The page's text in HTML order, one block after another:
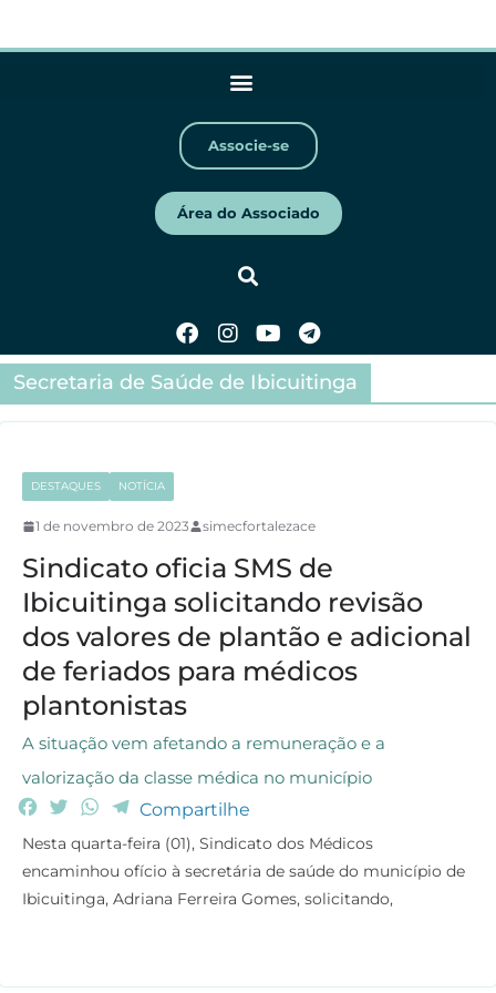
Associe-se
Área do Associado
Secretaria de Saúde de Ibicuitinga
DESTAQUES NOTÍCIA
1 de novembro de 2023 simecfortalezace
Sindicato oficia SMS de
Ibicuitinga solicitando revisão
dos valores de plantão e adicional
de feriados para médicos
plantonistas
A situação vem afetando a remuneração e a
valorização da classe médica no município
F
c
e
b
i
t
t
W
a
t
s
T
l
e
g
Compartilhe
Nesta quarta-feira (01), Sindicato dos Médicos
encaminhou ofício à secretária de saúde do município de
Ibicuitinga, Adriana Ferreira Gomes, solicitando,